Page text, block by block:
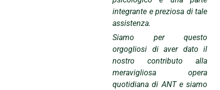
integrante e preziosa di tale
assistenza.
Siamo per questo
orgogliosi di aver dato il
nostro contributo alla
meravigliosa opera
quotidiana di ANT e siamo